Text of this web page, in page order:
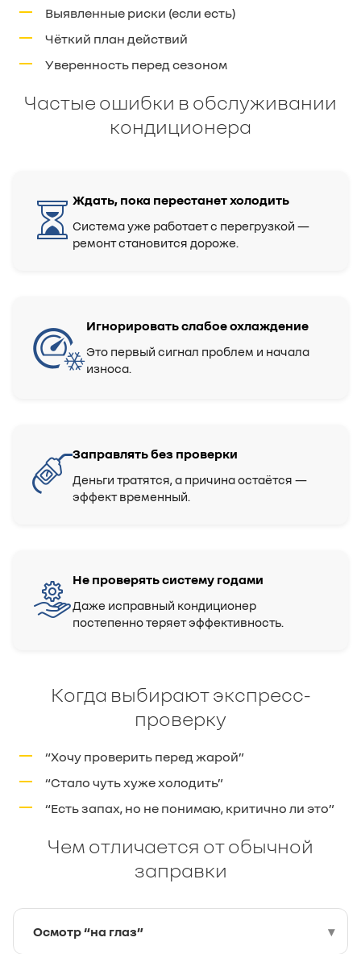
Выявленные риски (если есть)
Чёткий план действий
Уверенность перед сезоном
Частые ошибки в обслуживании
кондиционера
Ждать, пока перестанет холодить
Система уже работает с перегрузкой —
ремонт становится дороже.
Игнорировать слабое охлаждение
Это первый сигнал проблем и начала
износа.
Заправлять без проверки
Деньги тратятся, а причина остаётся —
эффект временный.
Не проверять систему годами
Даже исправный кондиционер
постепенно теряет эффективность.
Когда выбирают экспресс-
проверку
“Хочу проверить перед жарой”
“Стало чуть хуже холодить”
“Есть запах, но не понимаю, критично ли это”
Чем отличается от обычной
заправки
Осмотр “на глаз”